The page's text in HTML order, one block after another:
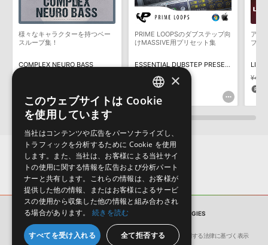
めのデモンストレーション用の楽曲です。原則として、デモソング
そのものをお使いいただくことはできません。また、デモソングを
構成する全てのサウンドが、サンプルパックに含まれていることを
保証するものではありません。
しかねます。
様々なキャラクターを持つベー
スループ集！
COMPLEX NEURO BASS
PRIME LOOPSのダブステップ向
けMASSIVE用プリセット集
ESSENTIAL DUBSTEP PRESETS FOR MASSIVE
¥3,179
158pt
アン
プを
サンプルパック URBAN TECHOLOGIES
会社概要 環境保護（CSR）への取り組み 特定商取引に関する法律に基づく表示
ENGLISH
×
このウェブサイトは Cookie
を使用しています
当社はコンテンツや広告をパーソナライズし、
トラフィックを分析するために Cookie を使用
します。また、当社は、お客様による当社サイ
トの使用に関する情報を広告および分析パート
ナーと共有します。これらの情報は、お客様が
提供した他の情報、またはお客様によるサービ
スの使用から収集した他の情報と組み合わされ
る場合があります。
続きを読む
すべてを受け入れる 全て拒否する